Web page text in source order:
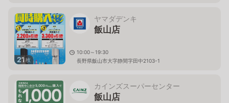
21枚
ヤマダデンキ
飯山店
10:00～19:30
長野県飯山市大字静間字田中2103-1
カインズスーパーセンター
飯山店